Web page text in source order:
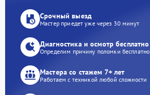
Срочный выезд
Мастер приедет уже через 30 минут
Диагностика и осмотр бесплатно
Определим причину поломки бесплатно
Мастера со стажем 7+ лет
Работаем с техникой любой сложности